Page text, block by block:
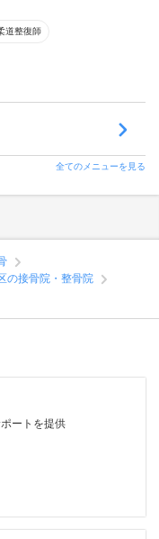
道整復師
全てのメニューを見る
の接骨院・整骨院
ートを提供